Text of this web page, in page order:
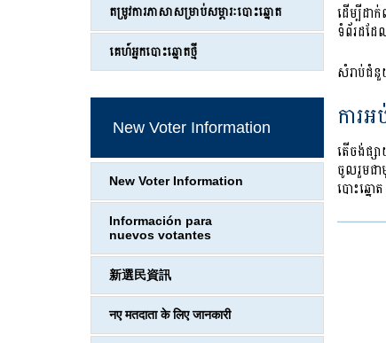
ដើម្បីដា
ទំព័រដដែ
សំរាប់ជំ
ការ
តើចង់ផ្
ចូលរួមជា
បោះឆ្នោ
តម្រូវការភាសាសម្រាប់សម្ភារៈបោះឆ្នោត
គេហ៍អ្នកបោះឆ្នោតថ្មី
New Voter Information
New Voter Information
Información para
nuevos votantes
新選民資訊
नए मतदाता के लिए जानकारी